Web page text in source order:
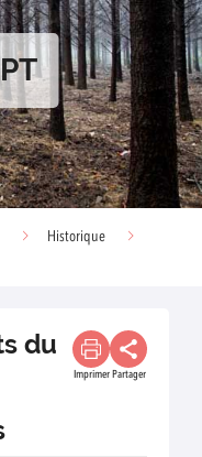
Historique
du
Imprimer Partager